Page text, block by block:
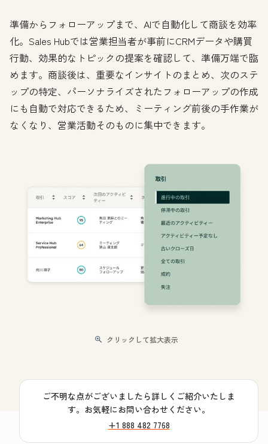
準備からフォローアップまで、AIで自動化して商談を効率
化。Sales Hubでは営業担当者が事前にCRMデータや購買
行動、効果的なトピックの提案を確認して、準備万端で臨
めます。商談後は、重要なインサイトのまとめ、次のステ
ップの特定、パーソナライズされたフォローアップの作成
にも自動で対応できるため、ミーティング前後の手作業が
なくなり、営業活動そのものに集中できます。
クリックして拡大表示
ご不明な点がございましたら詳しくご紹介いたしま
す。お気軽にお問い合わせください。
+1 888 482 7768